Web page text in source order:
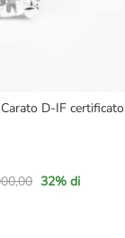
D-IF certificato
32% di